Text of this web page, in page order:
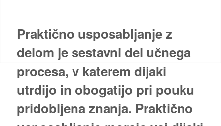
Praktično usposabljanje z
delom je sestavni del učnega
procesa, v katerem dijaki
utrdijo in obogatijo pri pouku
pridobljena znanja. Praktično